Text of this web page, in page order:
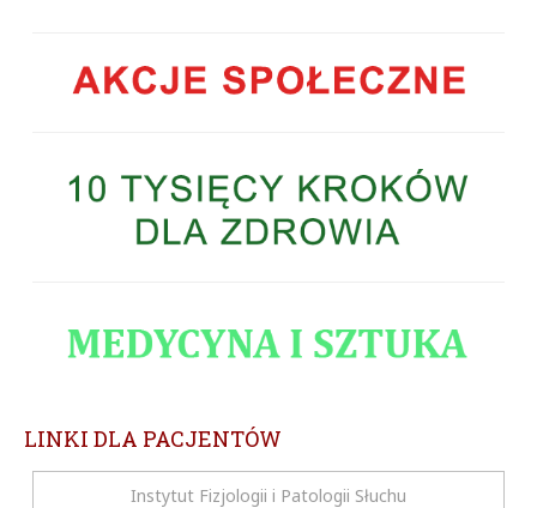
LINKI DLA PACJENTÓW
Instytut Fizjologii i Patologii Słuchu